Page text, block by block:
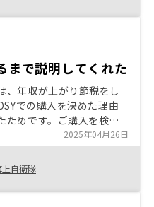
まで説明してくれた
、年収が上がり節税をし
での購入を決めた理由
ためです。ご購入を検討
容は、説明の分かりやす
2025年04月26日
上自衛隊